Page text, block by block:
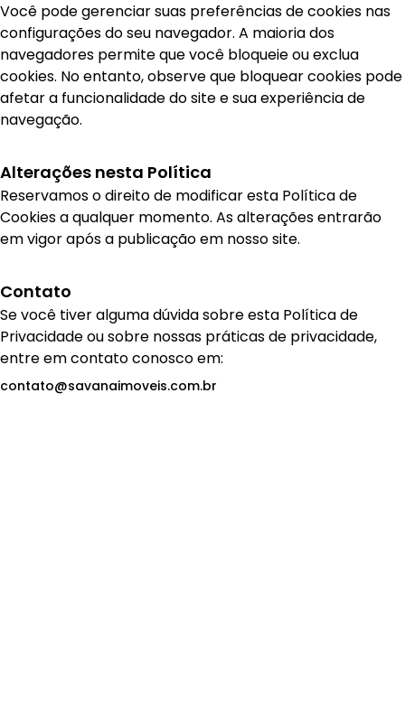
Você pode gerenciar suas preferências de cookies nas
configurações do seu navegador. A maioria dos
navegadores permite que você bloqueie ou exclua
cookies. No entanto, observe que bloquear cookies pode
afetar a funcionalidade do site e sua experiência de
navegação.
Alterações nesta Política
Reservamos o direito de modificar esta Política de
Cookies a qualquer momento. As alterações entrarão
em vigor após a publicação em nosso site.
Contato
Se você tiver alguma dúvida sobre esta Política de
Privacidade ou sobre nossas práticas de privacidade,
entre em contato conosco em:
contato@savanaimoveis.com.br